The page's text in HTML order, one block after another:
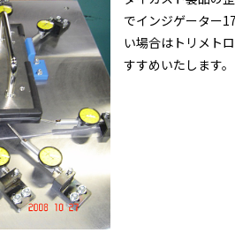
でインジゲーター
い場合はトリメト
すすめいたします。